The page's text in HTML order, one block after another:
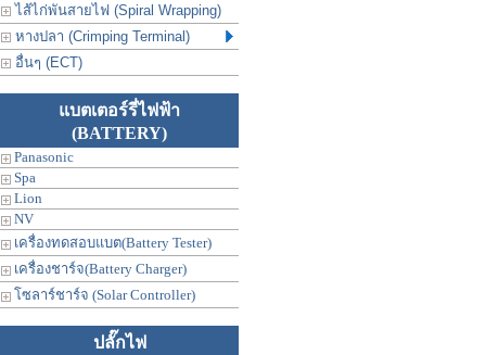
ไส้ไก่พันสายไฟ (Spiral Wrapping)
หางปลา (Crimping Terminal)
อื่นๆ (ECT)
แบตเตอร์รี่ไฟฟ้า
(BATTERY)
Panasonic
Spa
Lion
NV
เครื่องทดสอบแบต(Battery Tester)
เครื่องชาร์จ(Battery Charger)
โซลาร์ชาร์จ (Solar Controller)
ปลั๊กไฟ